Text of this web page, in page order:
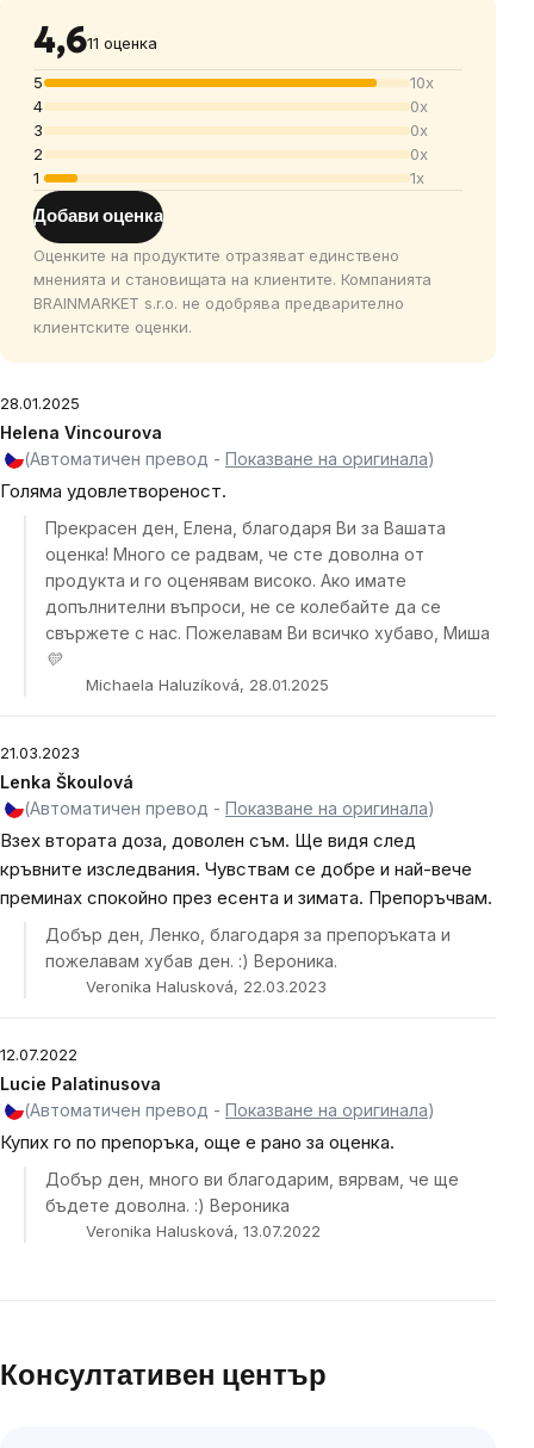
4,611 оценка
5
10x
4
0x
3
0x
2
0x
1
1x
Добави оценка
Оценките на продуктите отразяват единствено
мненията и становищата на клиентите. Компанията
BRAINMARKET s.r.o. не одобрява предварително
клиентските оценки.
28.01.2025
Helena Vincourova
(Автоматичен превод - Показване на оригинала)
Голяма удовлетвореност.
Прекрасен ден, Елена, благодаря Ви за Вашата
оценка! Много се радвам, че сте доволна от
продукта и го оценявам високо. Ако имате
допълнителни въпроси, не се колебайте да се
свържете с нас. Пожелавам Ви всичко хубаво, Миша
💛
Michaela Haluzíková, 28.01.2025
21.03.2023
Lenka Škoulová
(Автоматичен превод - Показване на оригинала)
Взех втората доза, доволен съм. Ще видя след
кръвните изследвания. Чувствам се добре и най-вече
преминах спокойно през есента и зимата. Препоръчвам.
Добър ден, Ленко, благодаря за препоръката и
пожелавам хубав ден. :) Вероника.
Veronika Halusková, 22.03.2023
12.07.2022
Lucie Palatinusova
(Автоматичен превод - Показване на оригинала)
Купих го по препоръка, още е рано за оценка.
Добър ден, много ви благодарим, вярвам, че ще
бъдете доволна. :) Вероника
Veronika Halusková, 13.07.2022
Консултативен център